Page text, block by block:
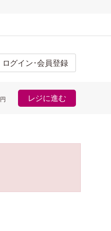
ログイン･会員登録
円 レジに進む